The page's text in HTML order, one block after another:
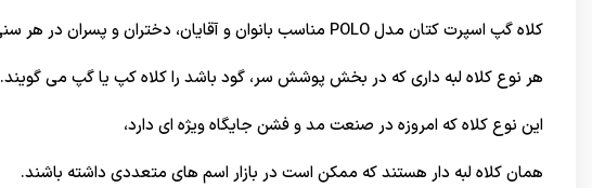
کلاه گپ اسپرت کتان مدل POLO مناسب بانوان و آقایان، دختران و پسران در هر سنی می باشد.
هر نوع کلاه لبه داری که در بخش پوشش سر، گود باشد را کلاه کپ یا گپ می گویند.
این نوع کلاه که امروزه در صنعت مد و فشن جایگاه ویژه ای دارد،
همان کلاه لبه دار هستند که ممکن است در بازار اسم های متعددی داشته باشند.